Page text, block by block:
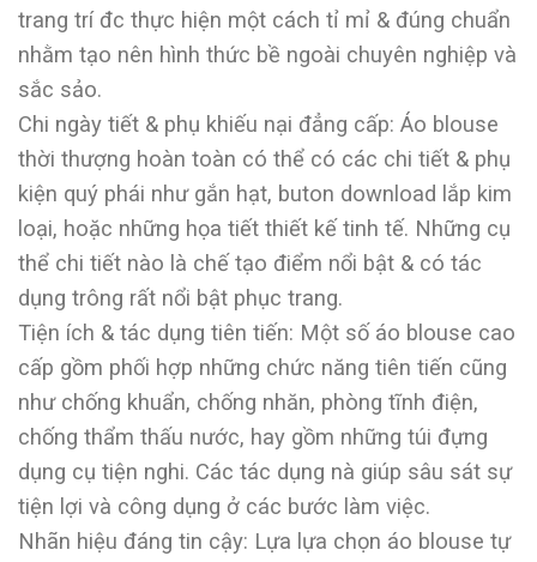
trang trí đc thực hiện một cách tỉ mỉ & đúng chuẩn
nhằm tạo nên hình thức bề ngoài chuyên nghiệp và
sắc sảo.
Chi ngày tiết & phụ khiếu nại đẳng cấp: Áo blouse
thời thượng hoàn toàn có thể có các chi tiết & phụ
kiện quý phái như gắn hạt, buton download lắp kim
loại, hoặc những họa tiết thiết kế tinh tế. Những cụ
thể chi tiết nào là chế tạo điểm nổi bật & có tác
dụng trông rất nổi bật phục trang.
Tiện ích & tác dụng tiên tiến: Một số áo blouse cao
cấp gồm phối hợp những chức năng tiên tiến cũng
như chống khuẩn, chống nhăn, phòng tĩnh điện,
chống thẩm thấu nước, hay gồm những túi đựng
dụng cụ tiện nghi. Các tác dụng nà giúp sâu sát sự
tiện lợi và công dụng ở các bước làm việc.
Nhãn hiệu đáng tin cậy: Lựa lựa chọn áo blouse tự